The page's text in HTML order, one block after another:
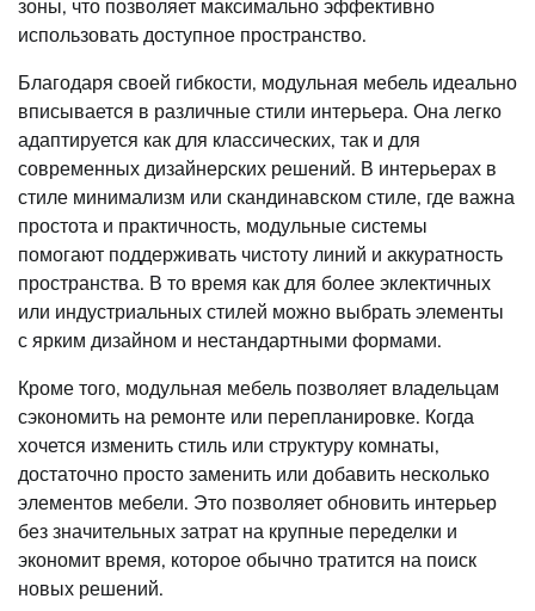
зоны, что позволяет максимально эффективно
использовать доступное пространство.
Благодаря своей гибкости, модульная мебель идеально
вписывается в различные стили интерьера. Она легко
адаптируется как для классических, так и для
современных дизайнерских решений. В интерьерах в
стиле минимализм или скандинавском стиле, где важна
простота и практичность, модульные системы
помогают поддерживать чистоту линий и аккуратность
пространства. В то время как для более эклектичных
или индустриальных стилей можно выбрать элементы
с ярким дизайном и нестандартными формами.
Кроме того, модульная мебель позволяет владельцам
сэкономить на ремонте или перепланировке. Когда
хочется изменить стиль или структуру комнаты,
достаточно просто заменить или добавить несколько
элементов мебели. Это позволяет обновить интерьер
без значительных затрат на крупные переделки и
экономит время, которое обычно тратится на поиск
новых решений.